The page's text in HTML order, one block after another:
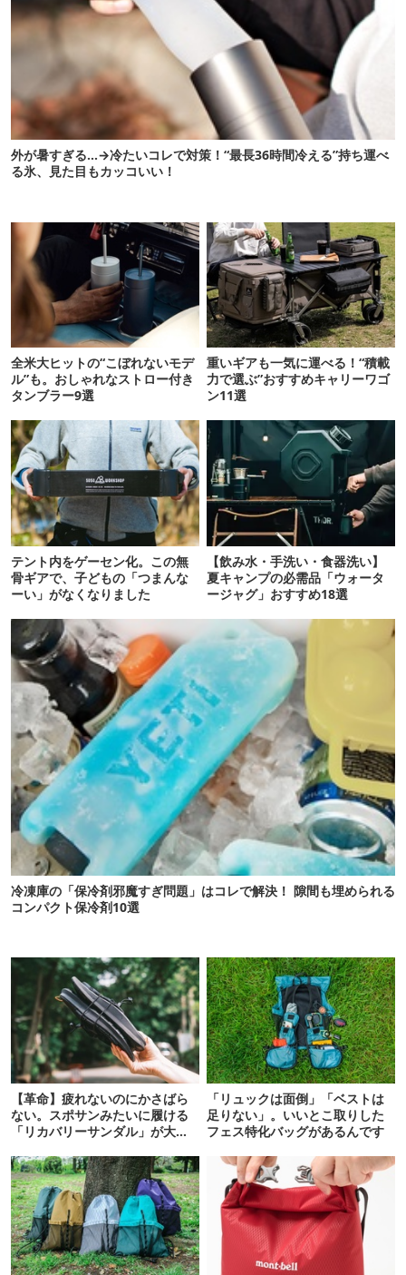
外が暑すぎる…→冷たいコレで対策！“最長36時間冷える”持ち運べ
る氷、見た目もカッコいい！
全米大ヒットの“こぼれないモデ
ル”も。おしゃれなストロー付き
タンブラー9選
重いギアも一気に運べる！“積載
力で選ぶ”おすすめキャリーワゴ
ン11選
テント内をゲーセン化。この無
骨ギアで、子どもの「つまんな
ーい」がなくなりました
【飲み水・手洗い・食器洗い】
夏キャンプの必需品「ウォータ
ージャグ」おすすめ18選
冷凍庫の「保冷剤邪魔すぎ問題」はコレで解決！ 隙間も埋められる
コンパクト保冷剤10選
【革命】疲れないのにかさばら
ない。スポサンみたいに履ける
「リカバリーサンダル」が大本
「リュックは面倒」「ベストは
足りない」。いいとこ取りした
フェス特化バッグがあるんです